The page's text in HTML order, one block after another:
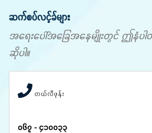
ဆက်စပ်လင့်ခ်များ
အရေးပေါ်အခြေအနေမျိုးတွင် ဤနံပါ
ဆိုပါ။
တယ်လီဖုန်း
၀၆၇ - ၄၁၀၀၃၃